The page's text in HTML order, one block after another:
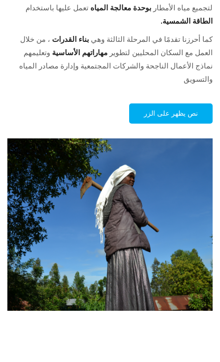
لتجميع مياه الأمطار بوحدة معالجة المياه تعمل عليها باستخدام
الطاقة الشمسية.
كما أحرزنا تقدمًا في المرحلة الثالثة وهي بناء القدرات ، من خلال
العمل مع السكان المحليين لتطوير مهاراتهم الأساسية وتعليمهم
نماذج الأعمال الناجحة والشركات المجتمعية وإدارة مصادر المياه
والتسويق
نص يظهر على الزر